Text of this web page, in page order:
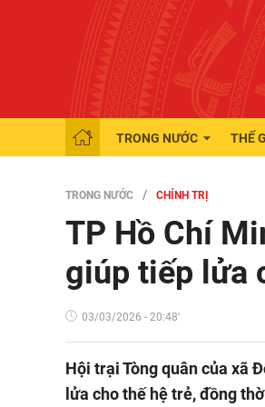
TRONG NƯỚC THẾ
TRONG NƯỚC CHÍNH TRỊ
TP Hồ Chí
giúp tiếp lửa
03/03/2026 - 20:48'
Hội trại Tòng quân của xã
lửa cho thế hệ trẻ, đồng